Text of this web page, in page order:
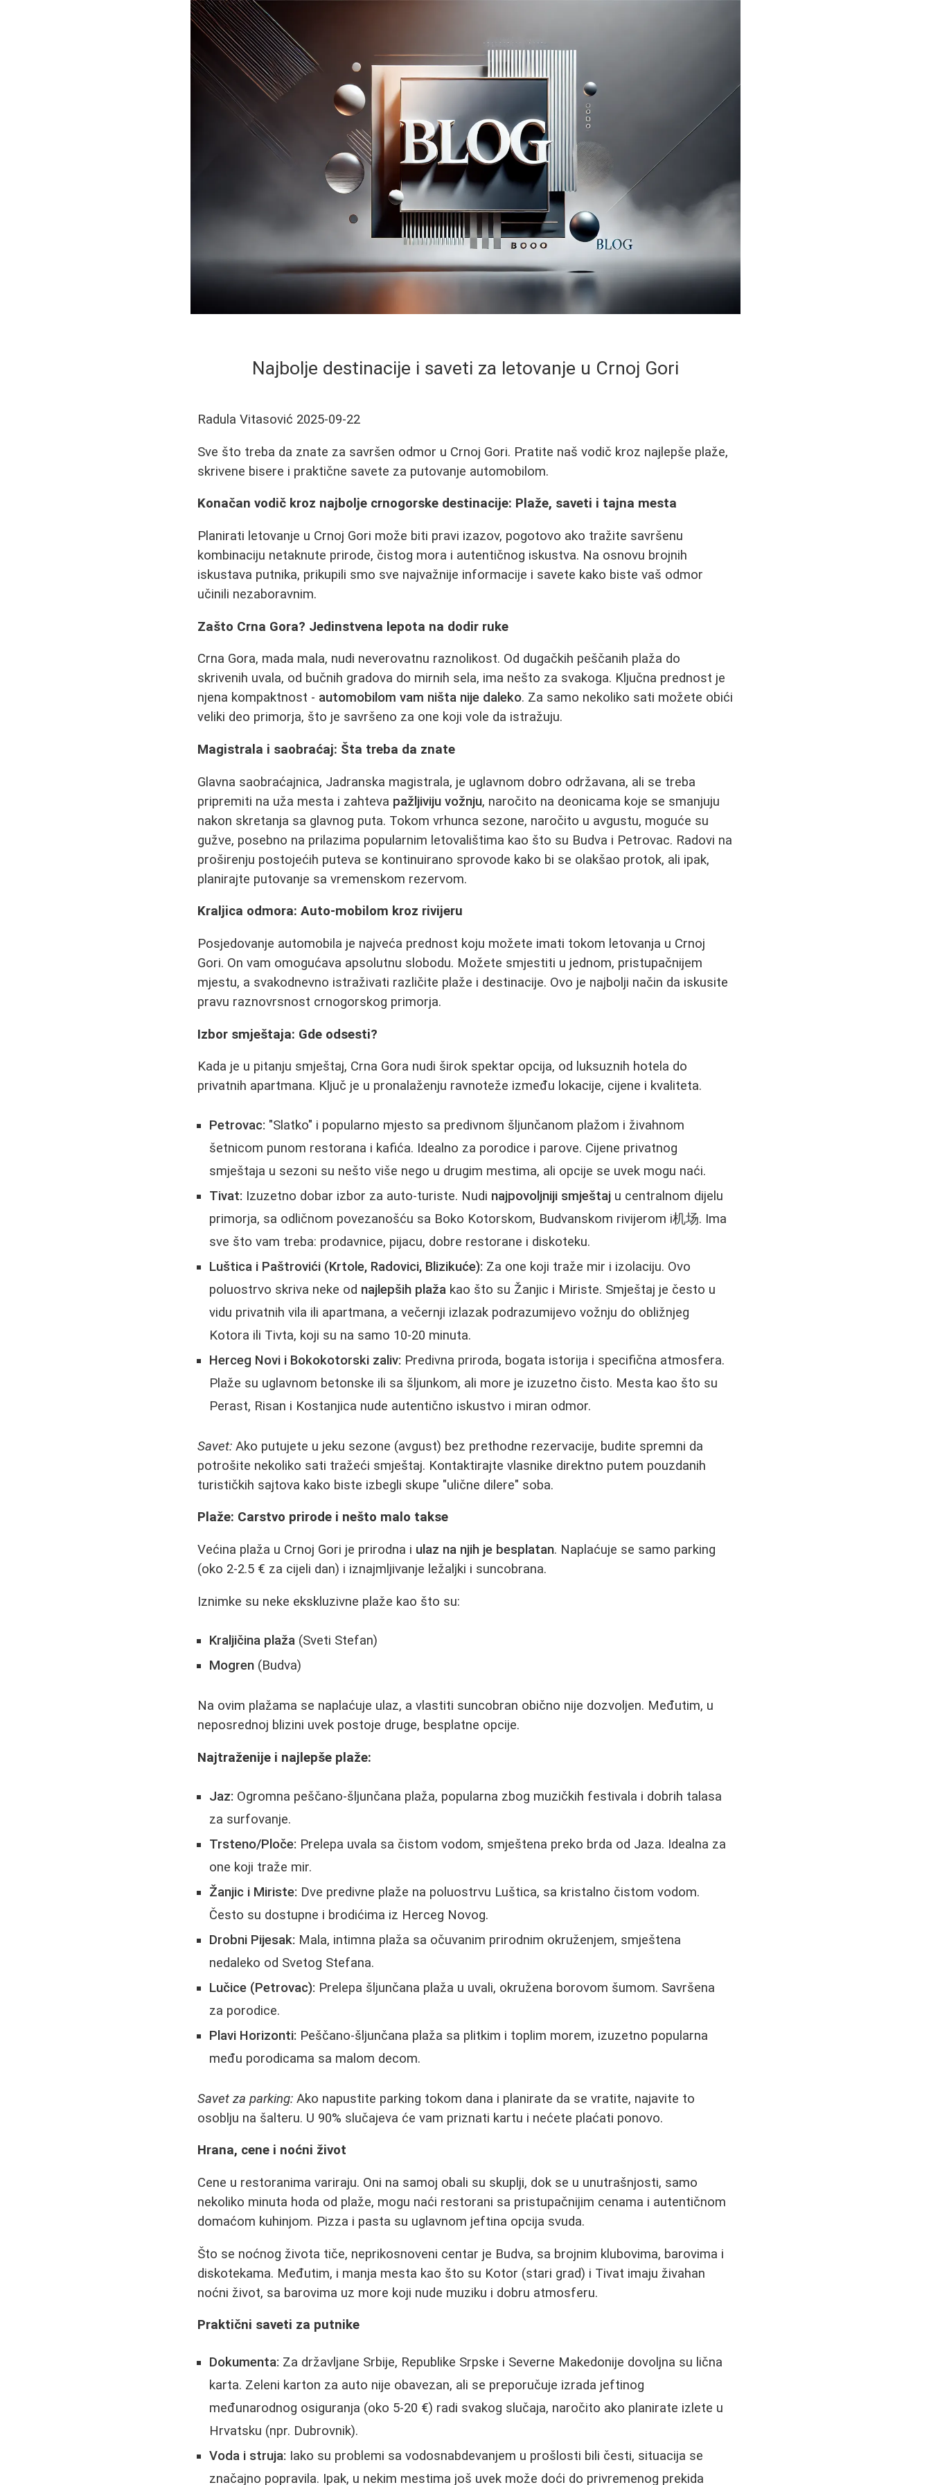
Najbolje destinacije i saveti za letovanje u Crnoj Gori
Radula Vitasović 2025-09-22
Sve što treba da znate za savršen odmor u Crnoj Gori. Pratite naš vodič kroz najlepše plaže,
skrivene bisere i praktične savete za putovanje automobilom.
Konačan vodič kroz najbolje crnogorske destinacije: Plaže, saveti i tajna mesta
Planirati letovanje u Crnoj Gori može biti pravi izazov, pogotovo ako tražite savršenu
kombinaciju netaknute prirode, čistog mora i autentičnog iskustva. Na osnovu brojnih
iskustava putnika, prikupili smo sve najvažnije informacije i savete kako biste vaš odmor
učinili nezaboravnim.
Zašto Crna Gora? Jedinstvena lepota na dodir ruke
Crna Gora, mada mala, nudi neverovatnu raznolikost. Od dugačkih peščanih plaža do
skrivenih uvala, od bučnih gradova do mirnih sela, ima nešto za svakoga. Ključna prednost je
njena kompaktnost - automobilom vam ništa nije daleko. Za samo nekoliko sati možete obići
veliki deo primorja, što je savršeno za one koji vole da istražuju.
Magistrala i saobraćaj: Šta treba da znate
Glavna saobraćajnica, Jadranska magistrala, je uglavnom dobro održavana, ali se treba
pripremiti na uža mesta i zahteva pažljiviju vožnju, naročito na deonicama koje se smanjuju
nakon skretanja sa glavnog puta. Tokom vrhunca sezone, naročito u avgustu, moguće su
gužve, posebno na prilazima popularnim letovalištima kao što su Budva i Petrovac. Radovi na
proširenju postojećih puteva se kontinuirano sprovode kako bi se olakšao protok, ali ipak,
planirajte putovanje sa vremenskom rezervom.
Kraljica odmora: Auto-mobilom kroz rivijeru
Posjedovanje automobila je najveća prednost koju možete imati tokom letovanja u Crnoj
Gori. On vam omogućava apsolutnu slobodu. Možete smjestiti u jednom, pristupačnijem
mjestu, a svakodnevno istraživati različite plaže i destinacije. Ovo je najbolji način da iskusite
pravu raznovrsnost crnogorskog primorja.
Izbor smještaja: Gde odsesti?
Kada je u pitanju smještaj, Crna Gora nudi širok spektar opcija, od luksuznih hotela do
privatnih apartmana. Ključ je u pronalaženju ravnoteže između lokacije, cijene i kvaliteta.
Petrovac: "Slatko" i popularno mjesto sa predivnom šljunčanom plažom i živahnom
šetnicom punom restorana i kafića. Idealno za porodice i parove. Cijene privatnog
smještaja u sezoni su nešto više nego u drugim mestima, ali opcije se uvek mogu naći.
Tivat: Izuzetno dobar izbor za auto-turiste. Nudi najpovoljniji smještaj u centralnom dijelu
primorja, sa odličnom povezanošću sa Boko Kotorskom, Budvanskom rivijerom i机场. Ima
sve što vam treba: prodavnice, pijacu, dobre restorane i diskoteku.
Luštica i Paštrovići (Krtole, Radovici, Blizikuće): Za one koji traže mir i izolaciju. Ovo
poluostrvo skriva neke od najlepših plaža kao što su Žanjic i Miriste. Smještaj je često u
vidu privatnih vila ili apartmana, a večernji izlazak podrazumijevo vožnju do obližnjeg
Kotora ili Tivta, koji su na samo 10-20 minuta.
Herceg Novi i Bokokotorski zaliv: Predivna priroda, bogata istorija i specifična atmosfera.
Plaže su uglavnom betonske ili sa šljunkom, ali more je izuzetno čisto. Mesta kao što su
Perast, Risan i Kostanjica nude autentično iskustvo i miran odmor.
Savet: Ako putujete u jeku sezone (avgust) bez prethodne rezervacije, budite spremni da
potrošite nekoliko sati tražeći smještaj. Kontaktirajte vlasnike direktno putem pouzdanih
turističkih sajtova kako biste izbegli skupe "ulične dilere" soba.
Plaže: Carstvo prirode i nešto malo takse
Većina plaža u Crnoj Gori je prirodna i ulaz na njih je besplatan. Naplaćuje se samo parking
(oko 2-2.5 € za cijeli dan) i iznajmljivanje ležaljki i suncobrana.
Iznimke su neke ekskluzivne plaže kao što su:
Kraljičina plaža (Sveti Stefan)
Mogren (Budva)
Na ovim plažama se naplaćuje ulaz, a vlastiti suncobran obično nije dozvoljen. Međutim, u
neposrednoj blizini uvek postoje druge, besplatne opcije.
Najtraženije i najlepše plaže:
Jaz: Ogromna peščano-šljunčana plaža, popularna zbog muzičkih festivala i dobrih talasa
za surfovanje.
Trsteno/Ploče: Prelepa uvala sa čistom vodom, smještena preko brda od Jaza. Idealna za
one koji traže mir.
Žanjic i Miriste: Dve predivne plaže na poluostrvu Luštica, sa kristalno čistom vodom.
Često su dostupne i brodićima iz Herceg Novog.
Drobni Pijesak: Mala, intimna plaža sa očuvanim prirodnim okruženjem, smještena
nedaleko od Svetog Stefana.
Lučice (Petrovac): Prelepa šljunčana plaža u uvali, okružena borovom šumom. Savršena
za porodice.
Plavi Horizonti: Peščano-šljunčana plaža sa plitkim i toplim morem, izuzetno popularna
među porodicama sa malom decom.
Savet za parking: Ako napustite parking tokom dana i planirate da se vratite, najavite to
osoblju na šalteru. U 90% slučajeva će vam priznati kartu i nećete plaćati ponovo.
Hrana, cene i noćni život
Cene u restoranima variraju. Oni na samoj obali su skuplji, dok se u unutrašnjosti, samo
nekoliko minuta hoda od plaže, mogu naći restorani sa pristupačnijim cenama i autentičnom
domaćom kuhinjom. Pizza i pasta su uglavnom jeftina opcija svuda.
Što se noćnog života tiče, neprikosnoveni centar je Budva, sa brojnim klubovima, barovima i
diskotekama. Međutim, i manja mesta kao što su Kotor (stari grad) i Tivat imaju živahan
noćni život, sa barovima uz more koji nude muziku i dobru atmosferu.
Praktični saveti za putnike
Dokumenta: Za državljane Srbije, Republike Srpske i Severne Makedonije dovoljna su lična
karta. Zeleni karton za auto nije obavezan, ali se preporučuje izrada jeftinog
međunarodnog osiguranja (oko 5-20 €) radi svakog slučaja, naročito ako planirate izlete u
Hrvatsku (npr. Dubrovnik).
Voda i struja: Iako su problemi sa vodosnabdevanjem u prošlosti bili česti, situacija se
značajno popravila. Ipak, u nekim mestima još uvek može doći do privremenog prekida